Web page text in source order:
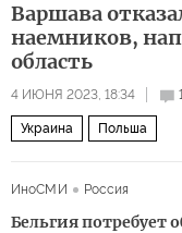
Варшава
наемников,
область
4 ИЮНЯ 2023, 18:34
Украина Польша
ИноСМИ Россия
Бельгия потребует